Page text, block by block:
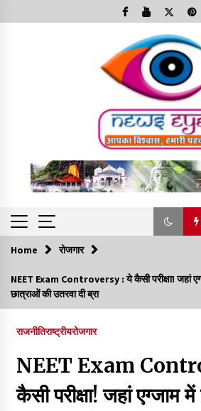
to
Trending Now
Minorities Rights Day : विश्व
कार्यक्रम में शामिल हुए
Thought Of The Day 7
September 7, 2023
Home रोजगार
NEET Exam Controversy : ये कैसी परीक्षा! जहां
छात्राओं की उतरवा दी ब्रा
राजनीतिराष्ट्रीयरोजगार
NEET Exam
कैसी परीक्षा! जहां एग्जाम